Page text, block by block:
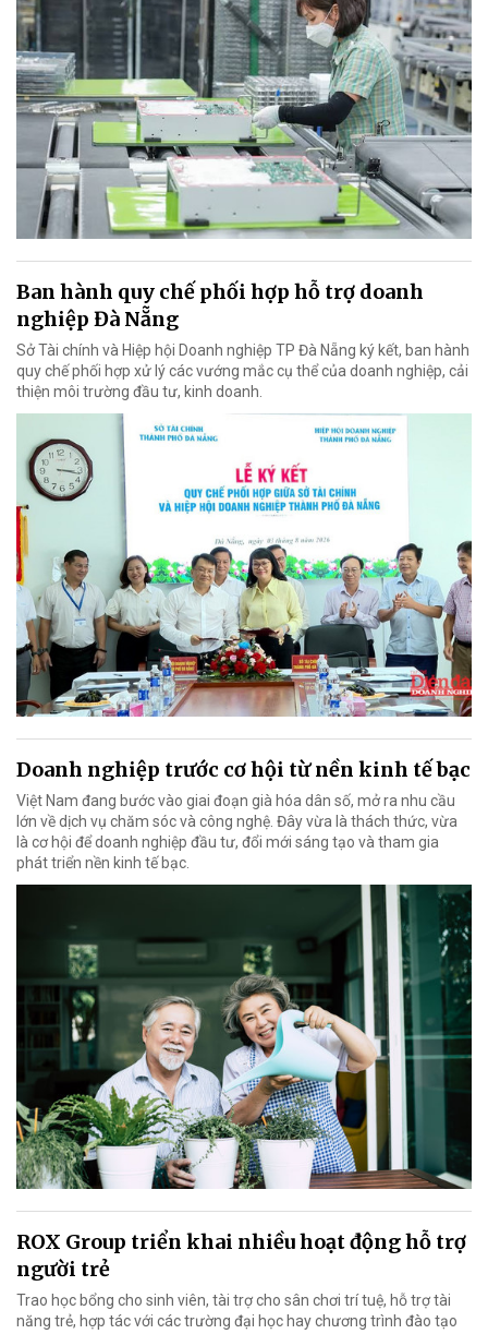
Ban hành quy chế phối hợp hỗ trợ doanh
nghiệp Đà Nẵng
Sở Tài chính và Hiệp hội Doanh nghiệp TP Đà Nẵng ký kết, ban hành
quy chế phối hợp xử lý các vướng mắc cụ thể của doanh nghiệp, cải
thiện môi trường đầu tư, kinh doanh.
Doanh nghiệp trước cơ hội từ nền kinh tế bạc
Việt Nam đang bước vào giai đoạn già hóa dân số, mở ra nhu cầu
lớn về dịch vụ chăm sóc và công nghệ. Đây vừa là thách thức, vừa
là cơ hội để doanh nghiệp đầu tư, đổi mới sáng tạo và tham gia
phát triển nền kinh tế bạc.
ROX Group triển khai nhiều hoạt động hỗ trợ
người trẻ
Trao học bổng cho sinh viên, tài trợ cho sân chơi trí tuệ, hỗ trợ tài
năng trẻ, hợp tác với các trường đại học hay chương trình đào tạo